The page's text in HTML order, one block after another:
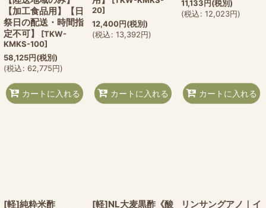
【加工食品用】【日
祭日の配送・時間指
定不可】
[TKW-
KMKS-100]
58,125円(税別)
(税込: 62,775円)
カートに入れる
20]
12,400円(税別)
(税込: 13,392円)
カートに入れる
11,133円(税別)
(税込: 12,023円)
カートに入れる
[軽]純粋米酢
[軽]NL大麦黒酢《酸
リンサングアノ｜イ